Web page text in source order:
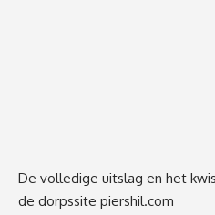
De volledige uitslag en het
de dorpssite piershil.com